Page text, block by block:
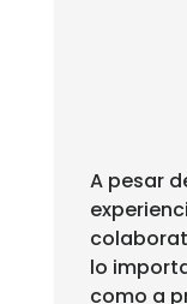
A pesar
lo
como a